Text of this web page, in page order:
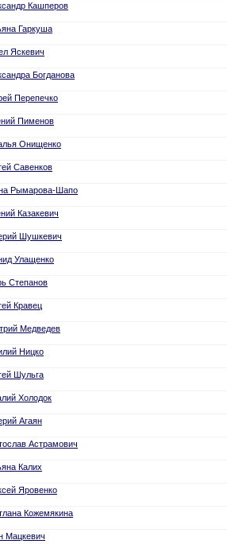
Кашперов
Гаркуша
Яскевич
Богданова
Перепечко
Пименов
Онищенко
Савенков
Рымарова-Шапо
Казакевич
Шушкевич
Улащенко
Степанов
Кравец
Медведев
Ницко
Шульга
Холодок
Агаян
Астрамович
Калих
Яровенко
Кожемякина
Мацкевич